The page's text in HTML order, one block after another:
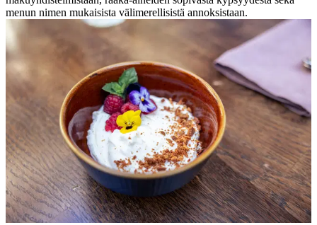
menun nimen mukaisista välimerellisistä annoksistaan.